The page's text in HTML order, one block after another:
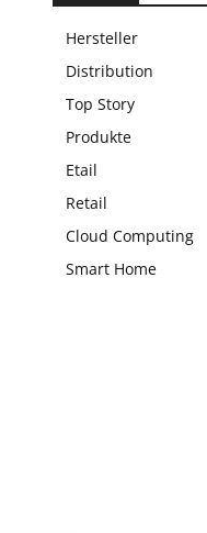
Hersteller
Distribution
Top Story
Produkte
Etail
Retail
Cloud Computing
Smart Home